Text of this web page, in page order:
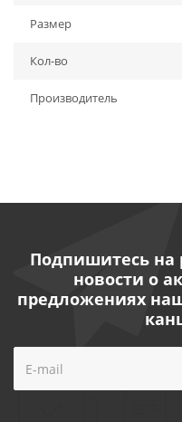
Размер
Кол-во
Производитель
Подпишитесь на
новости о
предложениях